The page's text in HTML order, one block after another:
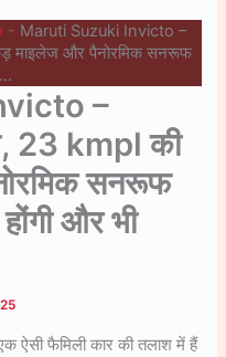
- Maruti Suzuki Invicto –
माइलेज और पैनोरमिक सनरूफ
–
23 kmpl की
सनरूफ
और भी
ऐसी फैमिली कार की तलाश में हैं